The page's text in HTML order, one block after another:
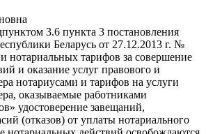
3.6 пункта 3 постановления
Беларусь от 27.12.2013 г. №
нотариальных тарифов за совершение
и оказание услуг правового и
нотариусами и тарифов на услуги
оказываемые работниками
удостоверение завещаний,
(отказов) от уплаты нотариального